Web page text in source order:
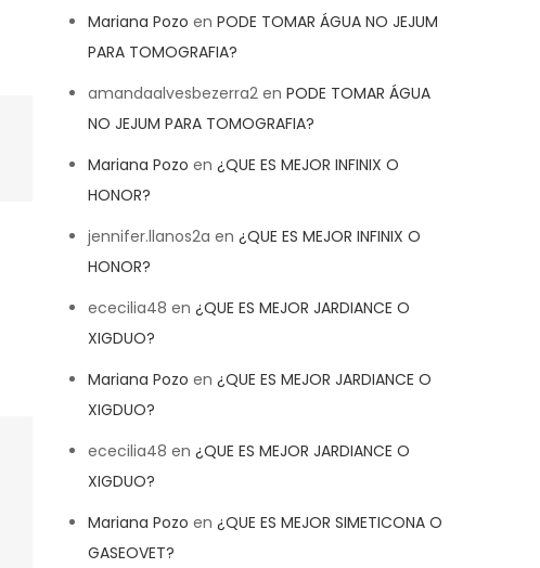
Mariana Pozo en PODE TOMAR ÁGUA NO JEJUM
PARA TOMOGRAFIA?
amandaalvesbezerra2 en PODE TOMAR ÁGUA
NO JEJUM PARA TOMOGRAFIA?
Mariana Pozo en ¿QUE ES MEJOR INFINIX O
HONOR?
jennifer.llanos2a en ¿QUE ES MEJOR INFINIX O
HONOR?
ececilia48 en ¿QUE ES MEJOR JARDIANCE O
XIGDUO?
Mariana Pozo en ¿QUE ES MEJOR JARDIANCE O
XIGDUO?
ececilia48 en ¿QUE ES MEJOR JARDIANCE O
XIGDUO?
Mariana Pozo en ¿QUE ES MEJOR SIMETICONA O
GASEOVET?